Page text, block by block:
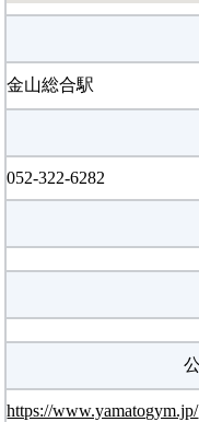
金山総合駅
052-322-6282
https://www.yamatogym.jp/